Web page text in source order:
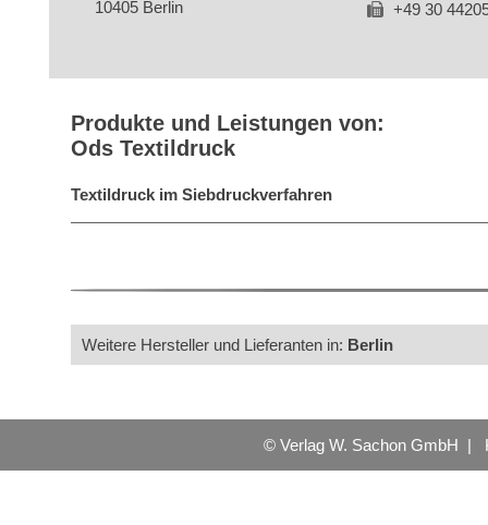
10405 Berlin
+49 30
Produkte und Leistungen von:
Ods Textildruck
Textildruck im Siebdruckverfahren
Weitere Hersteller und Lieferanten in: Berlin
© Verlag W. Sachon GmbH |